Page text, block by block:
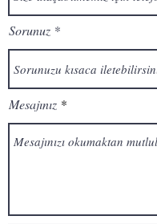
Sorunuz
Mesajınız